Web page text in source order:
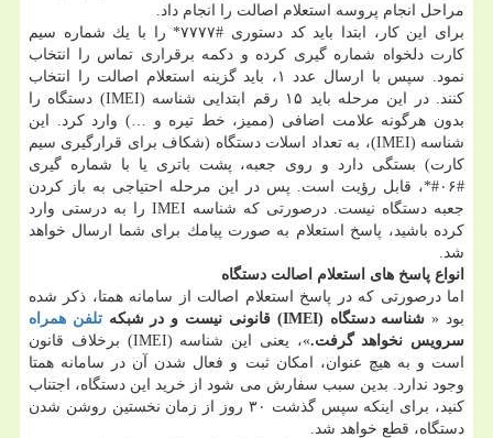
مراحل انجام پروسه استعلام اصالت را انجام داد.
برای این كار، ابتدا باید كد دستوری #۷۷۷۷* را با یك شماره سیم
كارت دلخواه شماره گیری كرده و دكمه برقراری تماس را انتخاب
نمود. سپس با ارسال عدد ۱، باید گزینه استعلام اصالت را انتخاب
كنند. در این مرحله باید ۱۵ رقم ابتدایی شناسه (IMEI) دستگاه را
بدون هرگونه علامت اضافی (ممیز، خط تیره و …) وارد كرد. این
شناسه (IMEI)، به تعداد اسلات دستگاه (شكاف برای قرارگیری سیم
كارت) بستگی دارد و روی جعبه، پشت باتری یا با شماره گیری
#۰۶#*، قابل رؤیت است. پس در این مرحله احتیاجی به باز كردن
جعبه دستگاه نیست. درصورتی كه شناسه IMEI را به درستی وارد
كرده باشید، پاسخ استعلام به صورت پیامك برای شما ارسال خواهد
شد.
انواع پاسخ های استعلام اصالت دستگاه
اما درصورتی كه در پاسخ استعلام اصالت از سامانه همتا، ذكر شده
بود «شناسه دستگاه (IMEI) قانونی نیست و در شبكه
تلفن همراه
سرویس نخواهد گرفت.
»، یعنی این شناسه (IMEI) برخلاف قانون
است و به هیچ عنوان، امكان ثبت و فعال شدن آن در سامانه همتا
وجود ندارد. بدین سبب سفارش می شود از خرید این دستگاه، اجتناب
كنید، برای اینكه سپس گذشت ۳۰ روز از زمان نخستین روشن شدن
دستگاه، قطع خواهد شد.